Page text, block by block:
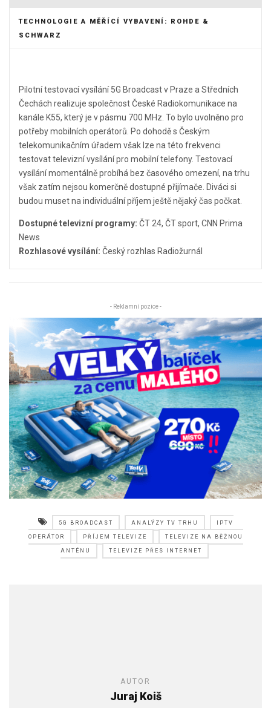
TECHNOLOGIE A MĚŘÍCÍ VYBAVENÍ: ROHDE &
SCHWARZ
Pilotní testovací vysílání 5G Broadcast v Praze a Středních
Čechách realizuje společnost České Radiokomunikace na
kanále K55, který je v pásmu 700 MHz. To bylo uvolněno pro
potřeby mobilních operátorů. Po dohodě s Českým
telekomunikačním úřadem však lze na této frekvenci
testovat televizní vysílání pro mobilní telefony. Testovací
vysílání momentálně probíhá bez časového omezení, na trhu
však zatím nejsou komerčně dostupné přijímače. Diváci si
budou muset na individuální příjem ještě nějaký čas počkat.
Dostupné televizní programy: ČT 24, ČT sport, CNN Prima
News
Rozhlasové vysílání: Český rozhlas Radiožurnál
- Reklamní pozice -
5G BROADCAST ANALÝZY TV TRHU IPTV
OPERÁTOR PŘÍJEM TELEVIZE TELEVIZE NA BĚŽNOU
ANTÉNU TELEVIZE PŘES INTERNET
AUTOR
Juraj Koiš